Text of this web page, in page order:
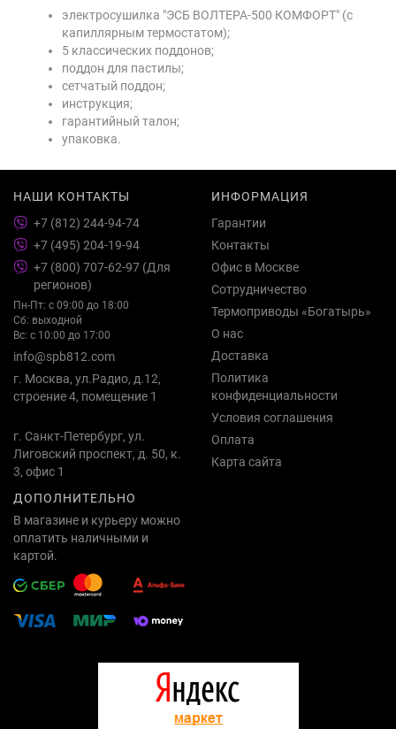
электросушилка "ЭСБ ВОЛТЕРА-500 КОМФОРТ" (с
капиллярным термостатом);
5 классических поддонов;
поддон для пастилы;
сетчатый поддон;
инструкция;
гарантийный талон;
упаковка.
НАШИ КОНТАКТЫ
+7 (812) 244-94-74
+7 (495) 204-19-94
+7 (800) 707-62-97 (Для
регионов)
Пн-Пт: с 09:00 до 18:00
Сб: выходной
Вс: с 10:00 до 17:00
info@spb812.com
г. Москва, ул.Радио, д.12,
строение 4, помещение 1
г. Санкт-Петербург, ул.
Лиговский проспект, д. 50, к.
3, офис 1
ИНФОРМАЦИЯ
Гарантии
Контакты
Офис в Москве
Сотрудничество
Термоприводы «Богатырь»
О нас
Доставка
Политика
конфиденциальности
Условия соглашения
Оплата
Карта сайта
ДОПОЛНИТЕЛЬНО
В магазине и курьеру можно
оплатить наличными и
картой.